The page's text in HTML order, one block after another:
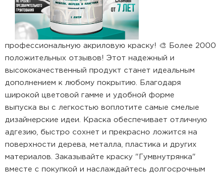
профессиональную акриловую краску! 🎨 Более 2000
положительных отзывов! Этот надежный и
высококачественный продукт станет идеальным
дополнением к любому покрытию. Благодаря
широкой цветовой гамме и удобной форме
выпуска вы с легкостью воплотите самые смелые
дизайнерские идеи. Краска обеспечивает отличную
адгезию, быстро сохнет и прекрасно ложится на
поверхности дерева, металла, пластика и других
материалов. Заказывайте краску "Гумвнутрянка"
вместе с покупкой и наслаждайтесь долгосрочным